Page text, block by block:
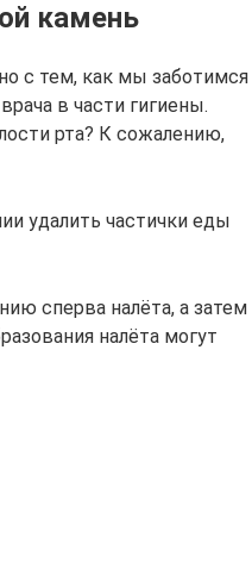
камень
с тем, как мы заботимся
в части гигиены.
рта? К сожалению,
удалить частички еды
сперва налёта, а затем
налёта могут